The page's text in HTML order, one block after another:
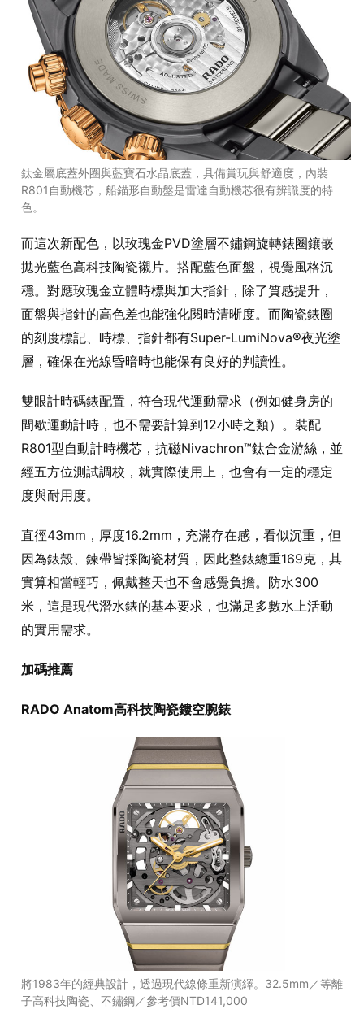
鈦金屬底蓋外圈與藍寶石水晶底蓋，具備賞玩與舒適度，內裝
R801自動機芯，船錨形自動盤是雷達自動機芯很有辨識度的特
色。
而這次新配色，以玫瑰金PVD塗層不鏽鋼旋轉錶圈鑲嵌
拋光藍色高科技陶瓷襯片。搭配藍色面盤，視覺風格沉
穩。對應玫瑰金立體時標與加大指針，除了質感提升，
面盤與指針的高色差也能強化閱時清晰度。而陶瓷錶圈
的刻度標記、時標、指針都有Super-LumiNova®夜光塗
層，確保在光線昏暗時也能保有良好的判讀性。
雙眼計時碼錶配置，符合現代運動需求（例如健身房的
間歇運動計時，也不需要計算到12小時之類）。裝配
R801型自動計時機芯，抗磁Nivachron™鈦合金游絲，並
經五方位測試調校，就實際使用上，也會有一定的穩定
度與耐用度。
直徑43mm，厚度16.2mm，充滿存在感，看似沉重，但
因為錶殼、鍊帶皆採陶瓷材質，因此整錶總重169克，其
實算相當輕巧，佩戴整天也不會感覺負擔。防水300
米，這是現代潛水錶的基本要求，也滿足多數水上活動
的實用需求。
加碼推薦
RADO Anatom高科技陶瓷鏤空腕錶
將1983年的經典設計，透過現代線條重新演繹。32.5mm／等離
子高科技陶瓷、不鏽鋼／參考價NTD141,000